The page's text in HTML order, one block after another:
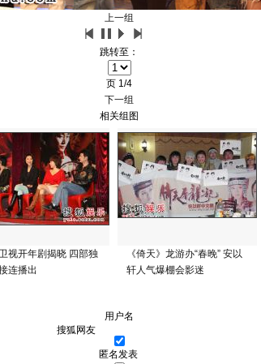
上一组
跳转至：
页 1/4
下一组
相关组图
视开年剧揭晓 四部独
连播出
《倚天》龙游办“春晚” 安以
轩人气爆棚会影迷
用户名
匿名发表